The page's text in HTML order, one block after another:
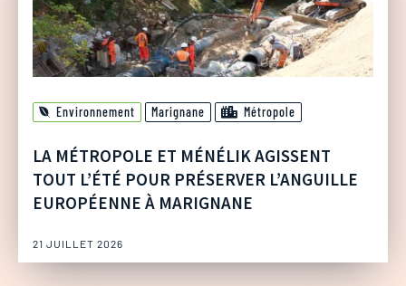
Environnement Marignane Métropole
LA MÉTROPOLE ET MÉNÉLIK AGISSENT
TOUT L’ÉTÉ POUR PRÉSERVER L’ANGUILLE
EUROPÉENNE À MARIGNANE
21 JUILLET 2026